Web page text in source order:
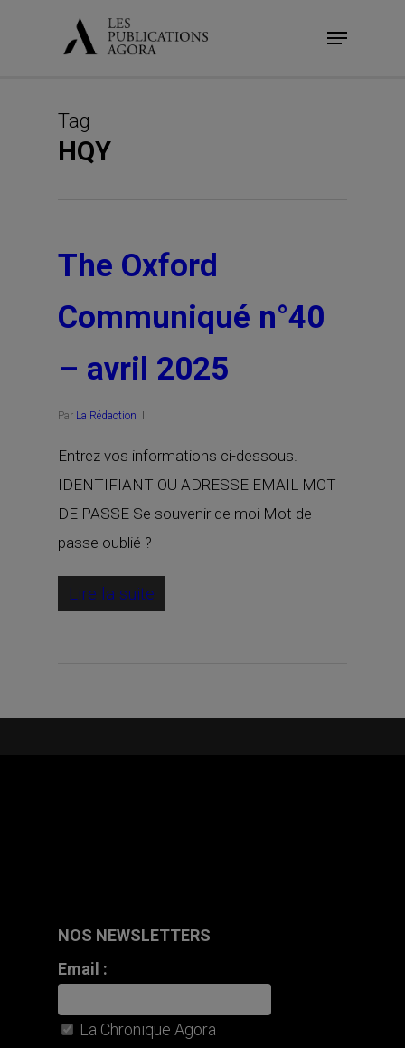
Menu
Tag
HQY
The Oxford
Communiqué n°40
– avril 2025
Par La Rédaction
Entrez vos informations ci-dessous.
IDENTIFIANT OU ADRESSE EMAIL MOT
DE PASSE Se souvenir de moi Mot de
passe oublié ?
Lire la suite
NOS NEWSLETTERS
Email :
La Chronique Agora